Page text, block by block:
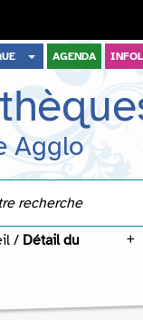
AGENDA
Agglo
/ Détail du